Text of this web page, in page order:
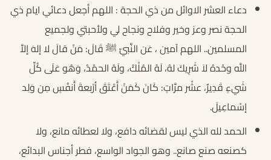
دعاء العشر الاوائل من ذي الحجة : اللهم أجعل دعائي ايام ذي
الحجة نصر وعز وخير وفلاح ونجاح لي ولأحبتي ولجميع
المسلمين.. اللهم آمين ، عَن النَّبيّ ﷺ قَالَ: مَنْ قالَ لا إلهَ إلاَّ
اللَّه وحْدهُ لاَ شَرِيكَ لهُ، لَهُ المُلْكُ، ولَهُ الحمْدُ، وَهُو عَلَى كُلِّ
شَيءٍ قَدِيرٌ، عشْر مرَّاتٍ: كَانَ كَمَنْ أَعْتَقَ أرْبعةَ أَنفُسٍ مِن وَلِد
إسْماعِيلَ.
الحمد لله الذي ليس لقضائه دافع، ولا لعطائه مانع، ولا
كصنعه صنع صانع.. وهو الجواد الواسع، فطر أجناس البدائع،